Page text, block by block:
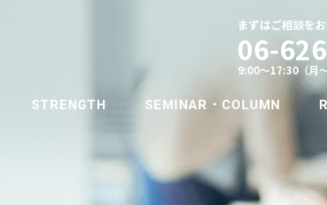
まずはご相談を
06-
9:00～17:30（月～
STRENGTH SEMINAR・COLUMN